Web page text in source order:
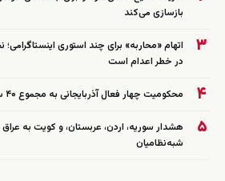
بازسازی می‌کند
۳
در خطر اعدام است
۴ محکومیت چهار فعال آذربایجانی به مجموع ۴۰ سال حبس تعزیری
۵
هشدار سوریه، اردن، عربستان، و کویت به
شبه‌نظامیان